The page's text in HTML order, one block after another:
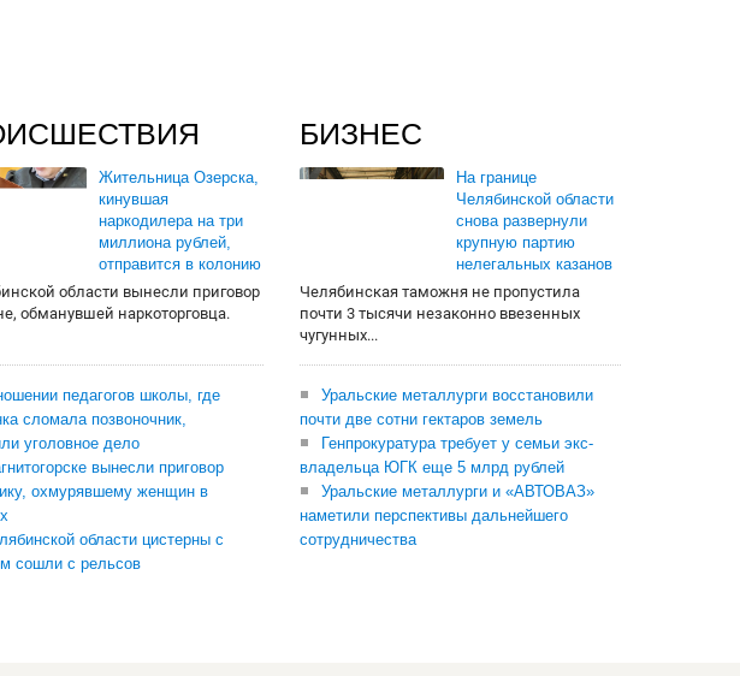
Жительница Озерска,
кинувшая
наркодилера на три
миллиона рублей,
отправится в колонию
области вынесли приговор
обманувшей наркоторговца.
педагогов школы, где
сломала позвоночник,
уголовное дело
вынесли приговор
охмурявшему женщин в
области цистерны с
сошли с рельсов
БИЗНЕС
На границе
Челябинской области
снова развернули
крупную партию
нелегальных казанов
Челябинская таможня не пропустила
почти 3 тысячи незаконно ввезенных
чугунных...
Уральские металлурги восстановили
почти две сотни гектаров земель
Генпрокуратура требует у семьи экс-
владельца ЮГК еще 5 млрд рублей
Уральские металлурги и «АВТОВАЗ»
наметили перспективы дальнейшего
сотрудничества